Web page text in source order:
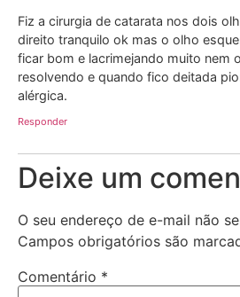
Fiz a cirurgia de catarata nos dois
direito tranquilo ok mas o olho
ficar bom e lacrimejando muito nem
resolvendo e quando fico deitada
alérgica.
Responder
Deixe um
O seu endereço de e-mail não
Campos obrigatórios são
Comentário *